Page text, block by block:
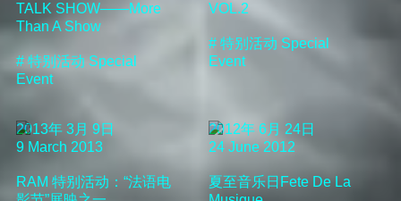
TALK SHOW——More
Than A Show
#特别活动 Special
Event
VOL.2
#特别活动 Special
Event
2013年 3月 9日
9 March 2013
RAM 特别活动：“法语电
2012年 6月 24日
24 June 2012
夏至音乐日Fete De La